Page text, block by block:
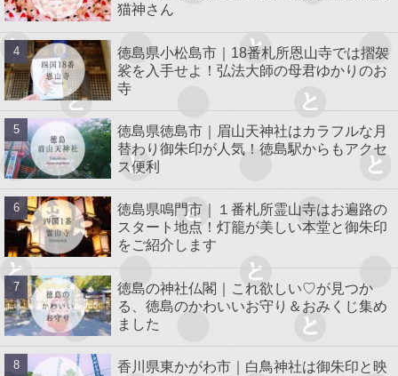
猫神さん
徳島県小松島市｜18番札所恩山寺では摺袈
裟を入手せよ！弘法大師の母君ゆかりのお
寺
徳島県徳島市｜眉山天神社はカラフルな月
替わり御朱印が人気！徳島駅からもアクセ
ス便利
徳島県鳴門市｜１番札所霊山寺はお遍路の
スタート地点！灯籠が美しい本堂と御朱印
をご紹介します
徳島の神社仏閣｜これ欲しい♡が見つか
る、徳島のかわいいお守り＆おみくじ集め
ました
香川県東かがわ市｜白鳥神社は御朱印と映